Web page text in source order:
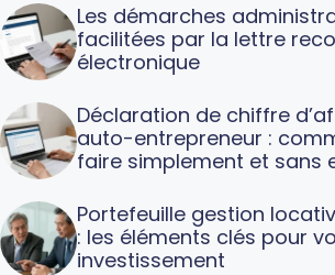
Les démarches
facilitées par la lettre
électronique
Déclaration de chiffre
auto-entrepreneur :
faire simplement et sans
Portefeuille gestion
: les éléments clés pour
investissement